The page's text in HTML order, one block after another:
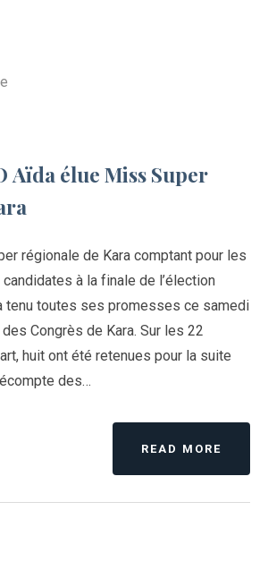
Aïda élue Miss Super
régionale de Kara comptant pour les
à la finale de l’élection
tenu toutes ses promesses ce samedi
Congrès de Kara. Sur les 22
huit ont été retenues pour la suite
des…
READ MORE